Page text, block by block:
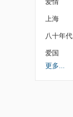
上海
八十年代
爱国
更多...